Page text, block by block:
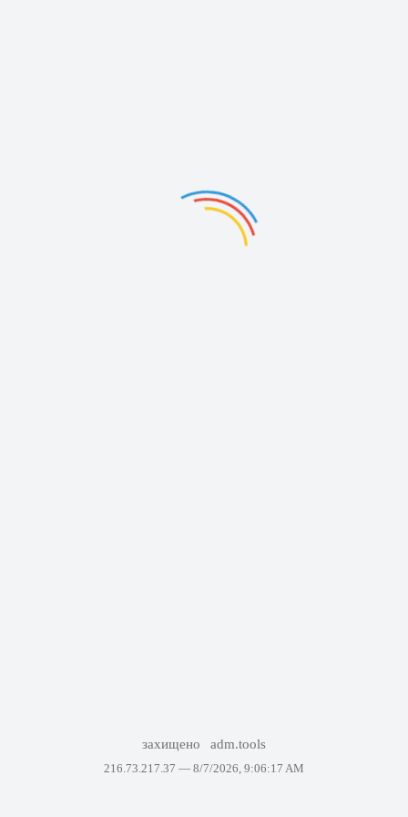
захищено adm.tools
216.73.217.37 — 8/7/2026, 9:06:17 AM